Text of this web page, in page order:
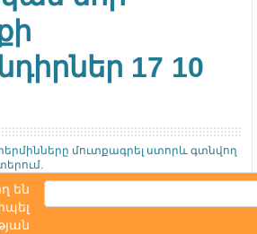
17 10
մուտքագրել ստորև գտնվող
են